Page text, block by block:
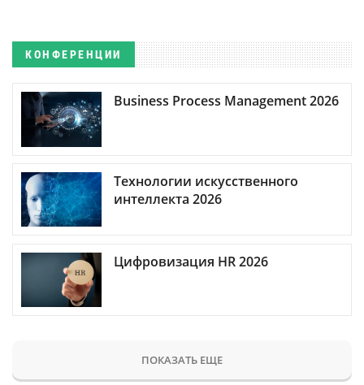
КОНФЕРЕНЦИИ
Business Process Management 2026
Технологии искусственного
интеллекта 2026
Цифровизация HR 2026
ПОКАЗАТЬ ЕЩЕ